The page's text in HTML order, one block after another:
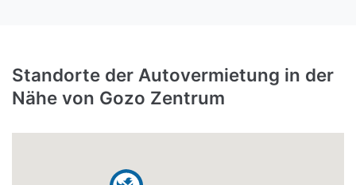
Standorte der Autovermietung in der
Nähe von Gozo Zentrum